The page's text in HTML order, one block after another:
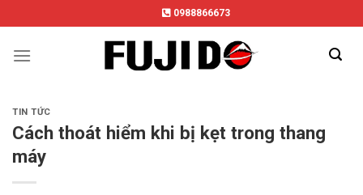
to
content
0988866673
TIN TỨC
Cách thoát hiểm khi bị kẹt trong thang
máy